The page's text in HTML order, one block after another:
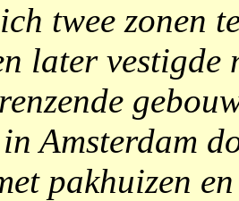
twee zonen
later vestigde
Amsterdam
pakhuizen